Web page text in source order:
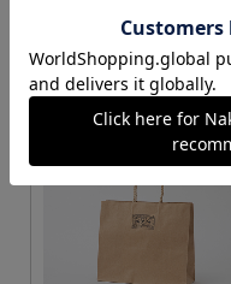
カートに入れる